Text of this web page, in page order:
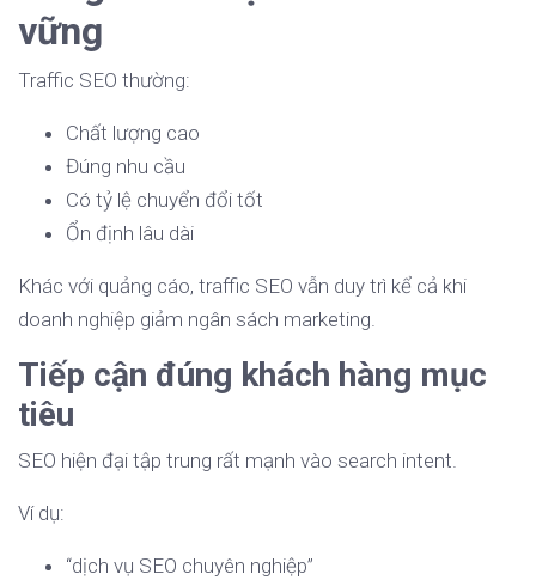
vững
Traffic SEO thường:
Chất lượng cao
Đúng nhu cầu
Có tỷ lệ chuyển đổi tốt
Ổn định lâu dài
Khác với quảng cáo, traffic SEO vẫn duy trì kể cả khi
doanh nghiệp giảm ngân sách marketing.
Tiếp cận đúng khách hàng mục
tiêu
SEO hiện đại tập trung rất mạnh vào search intent.
Ví dụ:
“dịch vụ SEO chuyên nghiệp”